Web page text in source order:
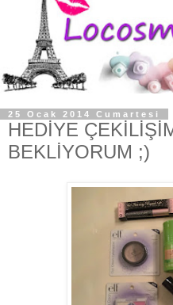
25 Ocak 2014 Cumartesi
HEDİYE
BEKLİYORUM ;)